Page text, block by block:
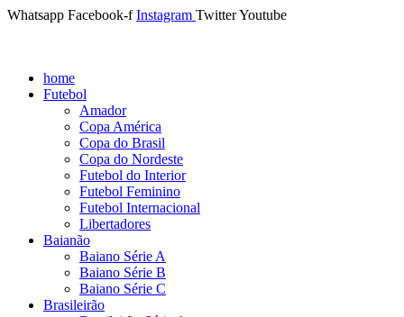
Whatsapp Facebook-f Instagram TwitterYoutube
home
Futebol
Amador
Copa América
Copa do Brasil
Copa do Nordeste
Futebol do Interior
Futebol Feminino
Futebol Internacional
Libertadores
Baianão
Baiano Série A
Baiano Série B
Baiano Série C
Brasileirão